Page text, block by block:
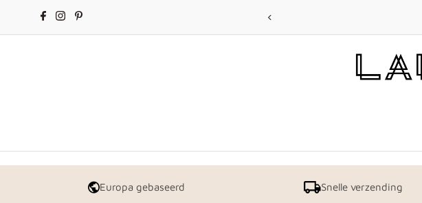
Doorgaan naar artikel
Europa gebaseerd Snelle verzending